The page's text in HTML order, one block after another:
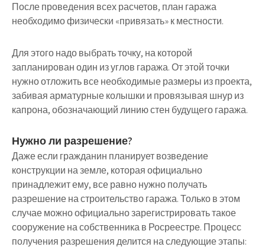
После проведения всех расчетов, план гаража
необходимо физически «привязать» к местности.
Для этого надо выбрать точку, на которой
запланирован один из углов гаража. От этой точки
нужно отложить все необходимые размеры из проекта,
забивая арматурные колышки и провязывая шнур из
капрона, обозначающий линию стен будущего гаража.
Нужно ли разрешение?
Даже если гражданин планирует возведение
конструкции на земле, которая официально
принадлежит ему, все равно нужно получать
разрешение на строительство гаража. Только в этом
случае можно официально зарегистрировать такое
сооружение на собственника в Росреестре. Процесс
получения разрешения делится на следующие этапы: